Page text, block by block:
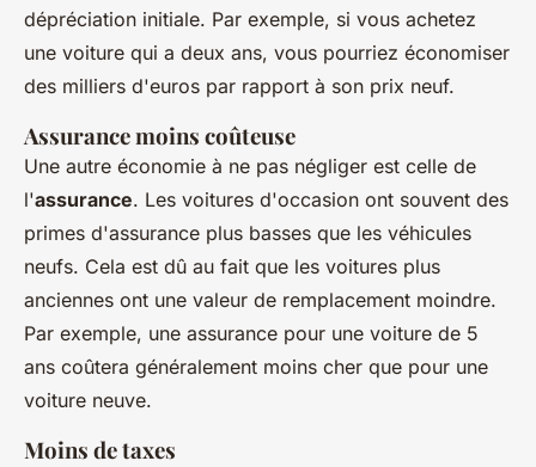
dépréciation initiale. Par exemple, si vous achetez
une voiture qui a deux ans, vous pourriez économiser
des milliers d'euros par rapport à son prix neuf.
Assurance moins coûteuse
Une autre économie à ne pas négliger est celle de
l'assurance. Les voitures d'occasion ont souvent des
primes d'assurance plus basses que les véhicules
neufs. Cela est dû au fait que les voitures plus
anciennes ont une valeur de remplacement moindre.
Par exemple, une assurance pour une voiture de 5
ans coûtera généralement moins cher que pour une
voiture neuve.
Moins de taxes